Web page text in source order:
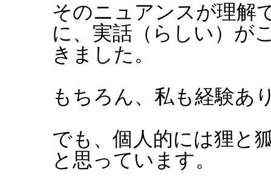
そのニュアンスが理解
に、実話（らしい）が
きました。
もちろん、私も経験あ
でも、個人的には狸と
と思っています。